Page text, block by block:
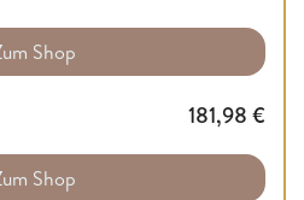
Shop
181,98 €
Shop